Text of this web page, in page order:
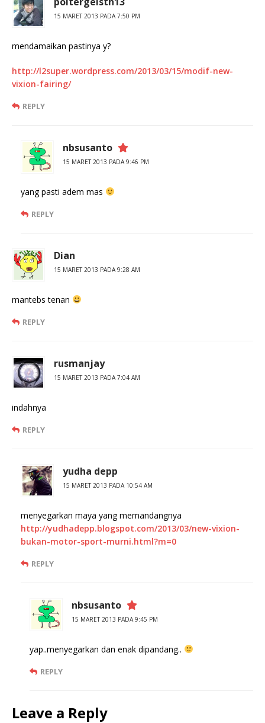
15 MARET 2013 PADA 7:50 PM
mendamaikan pastinya y?
http://l2super.wordpress.com/2013/03/15/modif-new-
vixion-fairing/
REPLY
nbsusanto
15 MARET 2013 PADA 9:46 PM
yang pasti adem mas
REPLY
Dian
15 MARET 2013 PADA 9:28 AM
mantebs tenan
REPLY
rusmanjay
15 MARET 2013 PADA 7:04 AM
indahnya
REPLY
yudha depp
15 MARET 2013 PADA 10:54 AM
menyegarkan maya yang memandangnya
http://yudhadepp.blogspot.com/2013/03/new-vixion-
bukan-motor-sport-murni.html?m=0
REPLY
nbsusanto
15 MARET 2013 PADA 9:45 PM
yap..menyegarkan dan enak dipandang..
REPLY
Leave a Reply